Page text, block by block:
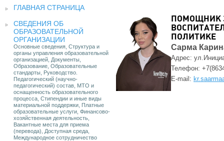
ГЛАВНАЯ СТРАНИЦА
СВЕДЕНИЯ ОБ
ОБРАЗОВАТЕЛЬНОЙ
ОРГАНИЗАЦИИ
Основные сведения, Структура и
органы управления образовательной
организацией, Документы,
Образование, Образовательные
стандарты, Руководство.
Педагогический (научно-
педагогический) состав, МТО и
оснащенность образовательного
процесса, Стипендии и иные виды
материальной поддержки, Платные
образовательные услуги, Финансово-
хозяйственная деятельность,
Вакантные места для приема
(перевода), Доступная среда,
Международное сотрудничество
ПОМОЩНИК
ПОЛИТИКЕ
Сарма
Адрес:
Телефон:
E-mail: